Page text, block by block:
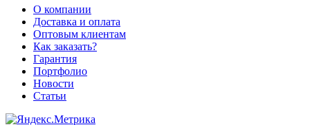
О компании
Доставка и оплата
Оптовым клиентам
Как заказать?
Гарантия
Портфолио
Новости
Статьи